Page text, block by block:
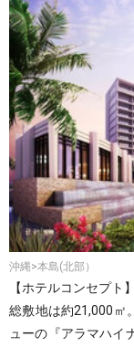
沖縄>本島(北部）
【ホテルコンセプト】
総敷地は約21,000㎡
ューの『アラマハイ